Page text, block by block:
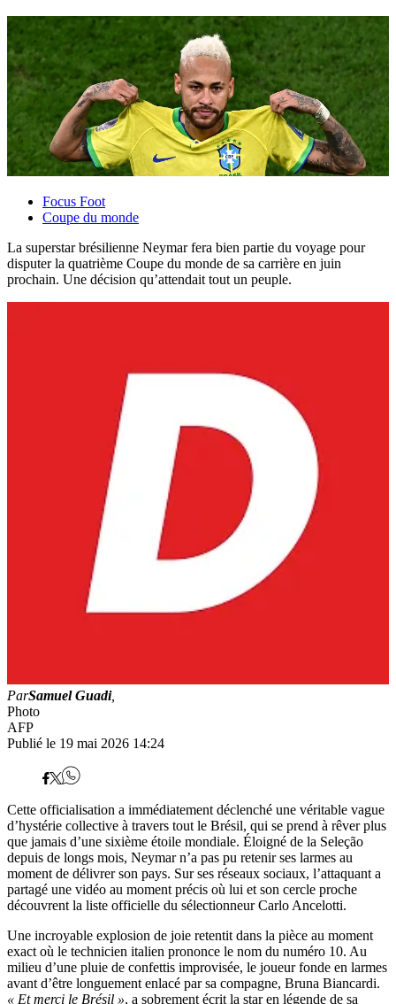
Focus Foot
Coupe du monde
La superstar brésilienne Neymar fera bien partie du voyage pour
disputer la quatrième Coupe du monde de sa carrière en juin
prochain. Une décision qu’attendait tout un peuple.
ParSamuel Guadi,
Photo
AFP
Publié le 19 mai 2026 14:24
Cette officialisation a immédiatement déclenché une véritable vague
d’hystérie collective à travers tout le Brésil, qui se prend à rêver plus
que jamais d’une sixième étoile mondiale. Éloigné de la Seleção
depuis de longs mois, Neymar n’a pas pu retenir ses larmes au
moment de délivrer son pays. Sur ses réseaux sociaux, l’attaquant a
partagé une vidéo au moment précis où lui et son cercle proche
découvrent la liste officielle du sélectionneur Carlo Ancelotti.
Une incroyable explosion de joie retentit dans la pièce au moment
exact où le technicien italien prononce le nom du numéro 10. Au
milieu d’une pluie de confettis improvisée, le joueur fonde en larmes
avant d’être longuement enlacé par sa compagne, Bruna Biancardi.
« Et merci le Brésil », a sobrement écrit la star en légende de sa